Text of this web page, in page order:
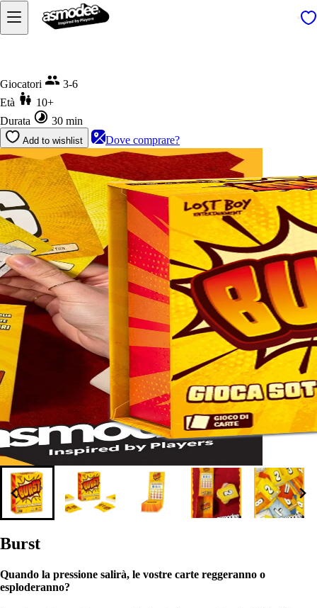
Giocatori
3-6
Età
10+
Durata
30 min
Add to wishlist Dove comprare?
Burst
Quando la pressione salirà, le vostre carte reggeranno o
esploderanno?